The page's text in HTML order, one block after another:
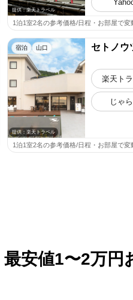
提供：楽天トラベル
1泊1室2名の参考価格/日程・お部屋で
宿泊 山口
提供：楽天トラベル
セトノウ
楽天ト
じゃ
1泊1室2名の参考価格/日程・お部屋で
最安値1〜2万円